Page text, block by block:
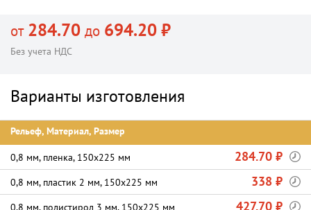
от284.70 до 694.20 ₽
Без учета НДС
Варианты изготовления
Рельеф, Материал, Размер
0,8 мм, пленка, 150х225 мм 284.70 ₽
0,8 мм, пластик 2 мм, 150х225 мм 338 ₽
0,8 мм, полистирол 3 мм, 150х225 мм 427.70 ₽